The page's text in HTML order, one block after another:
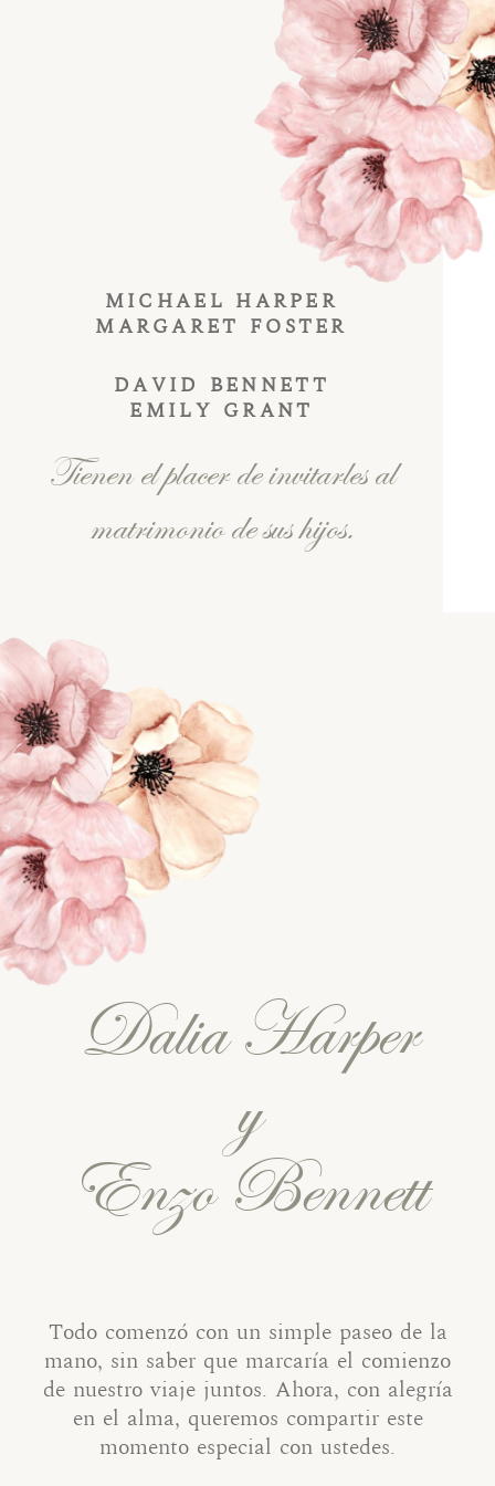
MICHAEL HARPER
MARGARET FOSTER
DAVID BENNETT
EMILY GRANT
Tienen el placer de invitarles al
matrimonio de sus hijos.
Dalia Harper
y
Enzo Bennett
Todo comenzó con un simple paseo de la
mano, sin saber que marcaría el comienzo
de nuestro viaje juntos. Ahora, con alegría
en el alma, queremos compartir este
momento especial con ustedes.